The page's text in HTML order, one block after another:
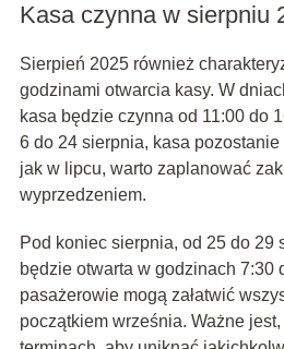
Kasa czynna w sierpniu
Sierpień 2025 również
godzinami otwarcia kasy. W
kasa będzie czynna od 11:00 do
6 do 24 sierpnia, kasa
jak w lipcu, warto zaplanować
wyprzedzeniem.
Pod koniec sierpnia, od 25 do 29
będzie otwarta w godzinach 7:30
pasażerowie mogą załatwić
początkiem września. Ważne